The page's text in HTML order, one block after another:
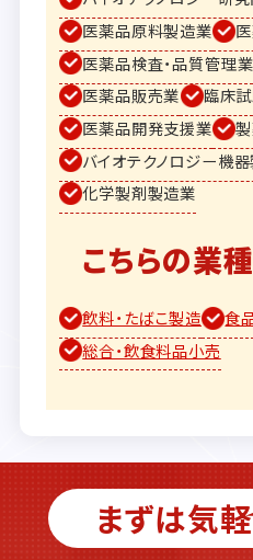
医薬品原料製造業
医薬品検査・品質管理業
医薬品販売業
臨床
医薬品開発支援業
バイオテクノロジー機
化学製剤製造業
こちらの業
飲料・たばこ製造 食
総合・飲食料品小売
まずは気